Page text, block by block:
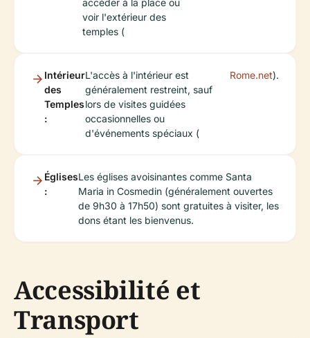
accéder à la place ou
voir l'extérieur des
temples (
Intérieur
des
Temples
:
L'accès à l'intérieur est
généralement restreint, sauf
lors de visites guidées
occasionnelles ou
d'événements spéciaux (
Rome.net).
Églises
:
Les églises avoisinantes comme Santa
Maria in Cosmedin (généralement ouvertes
de 9h30 à 17h50) sont gratuites à visiter, les
dons étant les bienvenus.
Accessibilité et
Transport